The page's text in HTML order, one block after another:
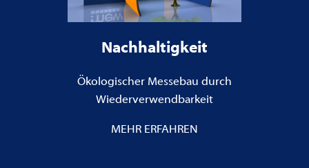
Nachhaltigkeit
Ökologischer Messebau durch
Wiederverwendbarkeit
MEHR ERFAHREN